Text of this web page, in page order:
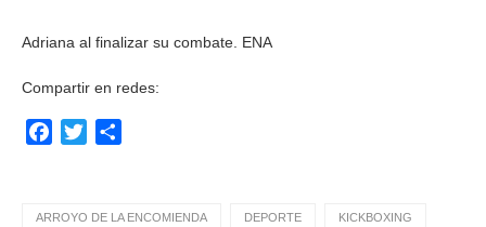
Adriana al finalizar su combate. ENA
Compartir en redes:
Facebook
Twitter
ARROYO DE LA ENCOMIENDA DEPORTE KICKBOXING